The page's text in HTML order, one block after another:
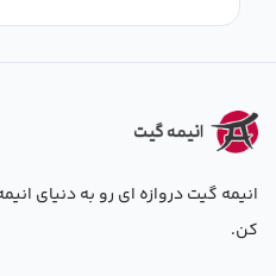
انیمه گیت دروازه ای رو به دنیای
کن.